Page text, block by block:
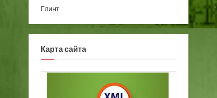
Глинт
Карта сайта